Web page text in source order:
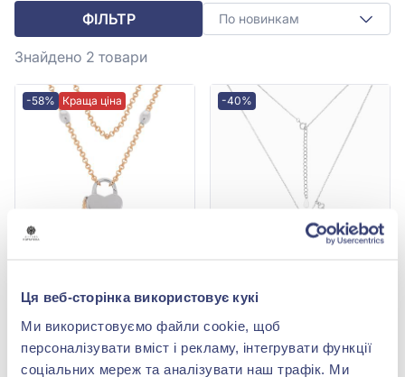
Ця веб-сторінка використовує кукі
Ми використовуємо файли cookie, щоб
персоналізувати вміст і рекламу, інтегрувати функції
соціальних мереж та аналізувати наш трафік. Ми
ФІЛЬТР По новинкам
Знайдено 2 товари
-58% Краща ціна
червоно-білого золота
197 396,00 грн
82 906,32 грн
(арт. 1401124)
-40%
925° з перламутром, арт.
3 498,00 грн
2 098,80 грн
(арт. R122Ккол)